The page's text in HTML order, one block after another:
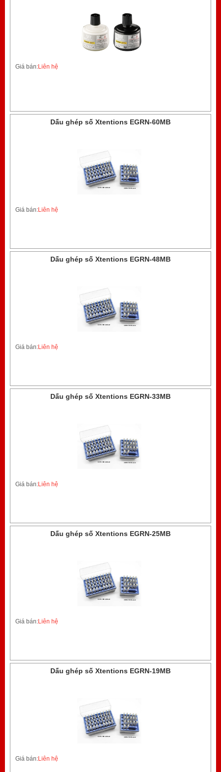
Giá bán:Liên hệ
Dấu ghép số Xtentions EGRN-60MB
Giá bán:Liên hệ
Dấu ghép số Xtentions EGRN-48MB
Giá bán:Liên hệ
Dấu ghép số Xtentions EGRN-33MB
Giá bán:Liên hệ
Dấu ghép số Xtentions EGRN-25MB
Giá bán:Liên hệ
Dấu ghép số Xtentions EGRN-19MB
Giá bán:Liên hệ